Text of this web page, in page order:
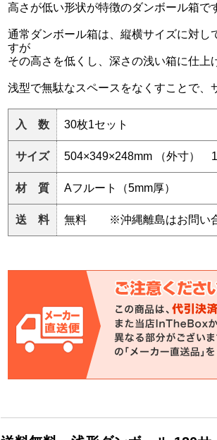
高さが低い形状が特徴のダンボール箱で
通常ダンボール箱は、縦横サイズに対
すが
その高さを低くし、深さの浅い箱に仕上
浅型で無駄なスペースをなくすことで、
入 数 30枚1セット
サイズ 504×349×248mm （外寸）
材 質 Aフルート（5mm厚）
送 料 無料 ※沖縄離島はお問い合